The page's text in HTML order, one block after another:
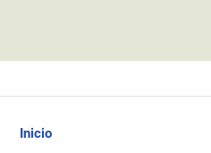
Inicio